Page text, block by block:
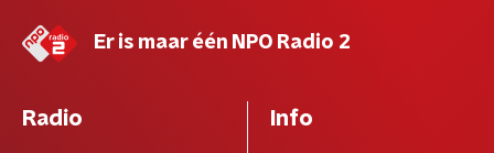
Er is maar één NPO Radio 2
Radio Info